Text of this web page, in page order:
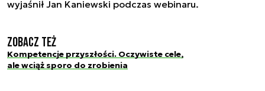
wyjaśnił Jan Kaniewski podczas webinaru.
Zobacz też
Kompetencje przyszłości. Oczywiste cele,
ale wciąż sporo do zrobienia